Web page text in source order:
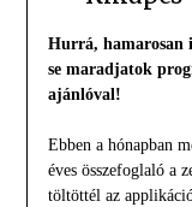
Hurrá, hamarosan
se maradjatok
ajánlóval!
Ebben a hónapban
éves összefoglaló a
töltöttél az